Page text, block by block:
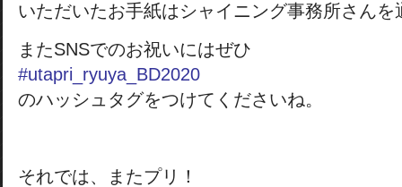
いただいたお手紙はシャイニング事務所さん
またSNSでのお祝いにはぜひ
#utapri_ryuya_BD2020
のハッシュタグをつけてくださいね。
それでは、またプリ！